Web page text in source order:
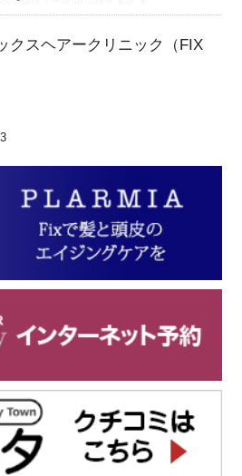
クスヘアークリニック（FIX